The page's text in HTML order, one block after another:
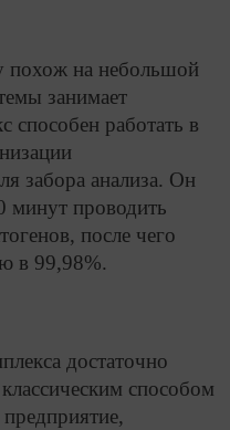
похож на небольшой
занимает
способен работать в
забора анализа. Он
минут проводить
после чего
в 99,98%.
достаточно
способом